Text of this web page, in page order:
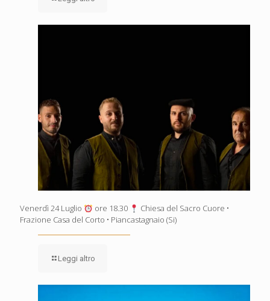
Venerdì 24 Luglio ore 18.30
Chiesa del Sacro Cuore •
Frazione Casa del Corto • Piancastagnaio (Si)
Leggi altro